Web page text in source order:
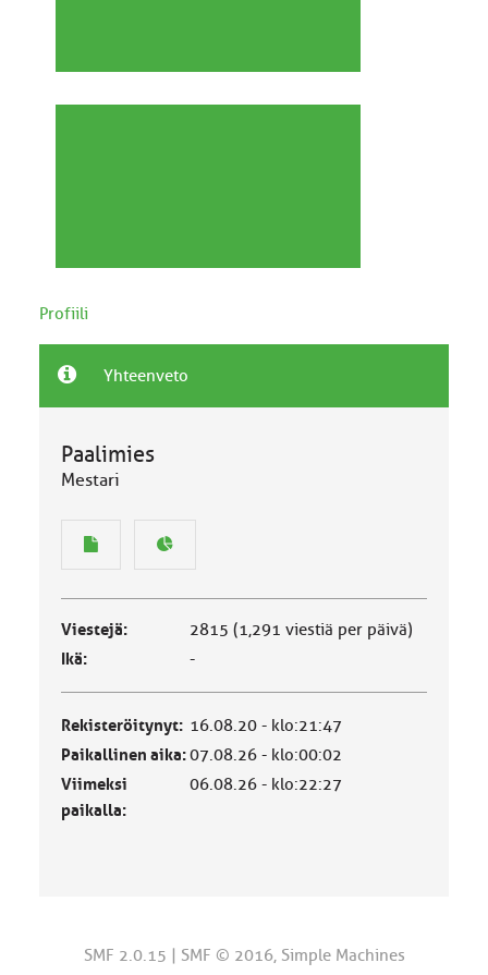
Profiili
Yhteenveto
Paalimies
Mestari
Viestejä:
2815 (1,291 viestiä per päivä)
Ikä:
-
Rekisteröitynyt: 16.08.20 - klo:21:47
Paikallinen aika:07.08.26 - klo:00:02
Viimeksi
paikalla:
06.08.26 - klo:22:27
SMF 2.0.15 | SMF © 2016, Simple Machines